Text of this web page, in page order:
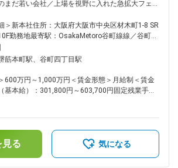
ンティブ型ではなく、年収ベースで昇給する安定
月10時間以下。服装・髪型自由。シフトは2週間
り、希望休の申請・取得もできます。 ■想定さ
パス 事業責任者・経営層、アライアンス／事業
実現可能。 変更の範囲：会社の定める業務
まだ若い会社／上場を視野に入れた急拡大フェー
ービスのアプリ開発をお任せいたします！ ＜具
新機能・改善点の提案および仕様策定 ・サービ
メント業務 【新機能・改善点の提案お
】 ユーザーの声やデータ分析の結果をふまえ、
の見直しや、地域情報との連携強化など、新しい
案していただきたいです。 【開発プロセス
より効果的な開発プロセスを構築していただきま
マンスを発揮できるようフォローアップやモチベ
ジメントを行っていただきます！ また、スキル
＞新本社住所：大阪府大阪市中央区材木町1-8 SR
勤務地最寄駅：OsakaMetoro谷町線線／谷町四
煙対策：屋内全面禁煙変更の範囲：会社の定める
筋本町駅、谷町四丁目駅
600万円～1,000万円＜賃金形態＞月給制＜賃金
基本給）：301,800円～603,700円固定残業手当/
※経験・能力を考慮し、決定します。■上記予定
定の賞与含めた金額となっております。■昇給：
賞与：年3回（3・7・11月）賃金はあくまでも目
る 気になる